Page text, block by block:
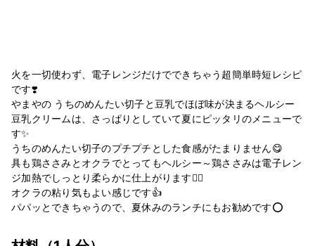
火を一切使わず、電子レンジだけでできちゃう超簡単時短レシピ
です❣️
やまやの うちのめんたい切子と豆乳でほぼ味が決まるヘルシー
豆乳クリームは、さっぱりとしていて夏にピッタリのメニューで
す✨
うちのめんたい切子のプチプチとした食感がたまりません😋
具も鶏ささみとオクラでとってもヘルシー～鶏ささみは電子レン
ジ加熱でしっとり柔らかに仕上がります🙆‍♀️
オクラの粘り気もよい感じです👍
パパッとできちゃうので、夏休みのランチにもお勧めです⭕️